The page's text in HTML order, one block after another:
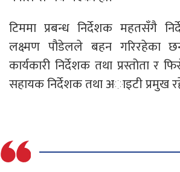
टिममा प्रबन्ध निर्देशक महतसँगै
लक्ष्मण पौडेलले बहन गरिरहेका
कार्यकारी निर्देशक तथा प्रस्तोता र
सहायक निर्देशक तथा अाइटी प्रमुख